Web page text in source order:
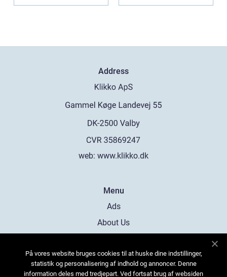
Address
web: www.klikko.dk
Menu
Ads
About Us
Contact
Sitemap
På vores website bruges cookies til at huske dine indstillinger,
statistik og personalisering af indhold og annoncer. Denne
information deles med tredjepart. Ved fortsat brug af websiden